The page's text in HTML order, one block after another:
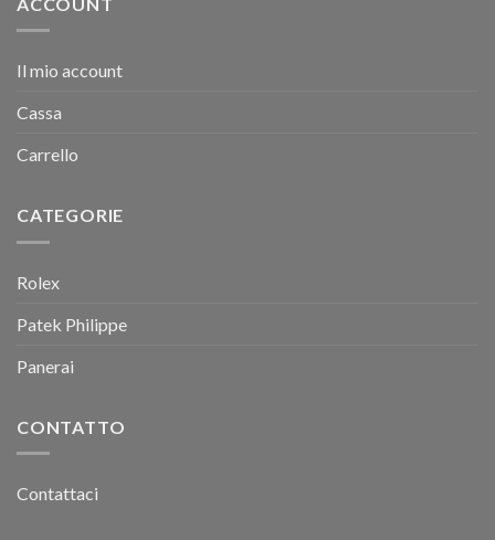
Il mio account
Cassa
Carrello
CATEGORIE
Rolex
Patek Philippe
Panerai
CONTATTO
Contattaci